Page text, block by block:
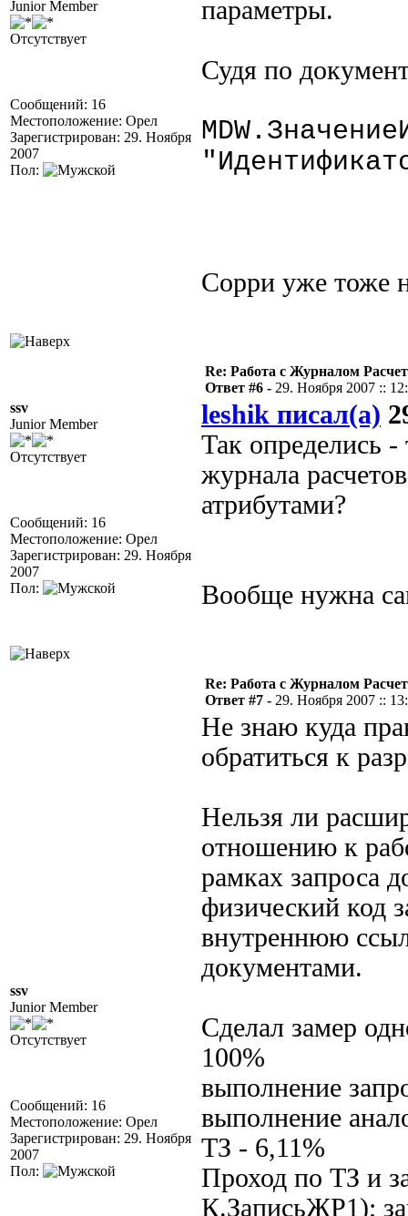
Junior Member
Отсутствует
Сообщений: 16
Местоположение: Орел
Зарегистрирован: 29. Ноября
2007
Пол:
параметры.
Судя по
Сорри уже тоже
ssv
Junior Member
Отсутствует
Сообщений: 16
Местоположение: Орел
Зарегистрирован: 29. Ноября
2007
Пол:
Re: Работа с Журналом
Ответ #6 - 29. Ноября 2007 ::
leshik писал(а)
Так определись -
журнала
атрибутами?
Вообще нужна
ssv
Junior Member
Отсутствует
Сообщений: 16
Местоположение: Орел
Зарегистрирован: 29. Ноября
2007
Пол:
Re: Работа с Журналом
Ответ #7 - 29. Ноября 2007 ::
Не знаю куда
обратиться к
Нельзя ли
отношению к
рамках запроса
физический код
внутреннюю
документами.
Сделал замер
100%
выполнение
выполнение
ТЗ - 6,11%
Проход по ТЗ и
К.ЗаписьЖР1);